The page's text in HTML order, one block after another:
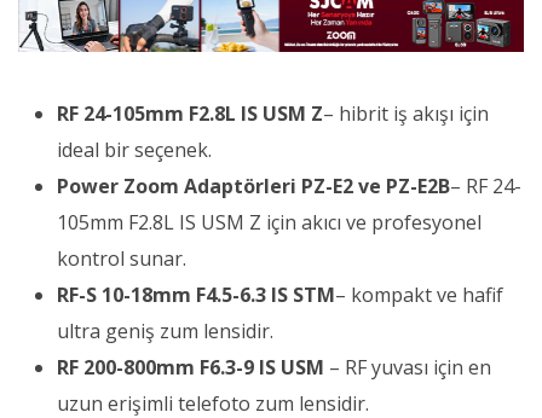
RF 24-105mm F2.8L IS USM Z– hibrit iş akışı için
ideal bir seçenek.
Power Zoom Adaptörleri PZ-E2 ve PZ-E2B– RF 24-
105mm F2.8L IS USM Z için akıcı ve profesyonel
kontrol sunar.
RF-S 10-18mm F4.5-6.3 IS STM– kompakt ve hafif
ultra geniş zum lensidir.
RF 200-800mm F6.3-9 IS USM – RF yuvası için en
uzun erişimli telefoto zum lensidir.